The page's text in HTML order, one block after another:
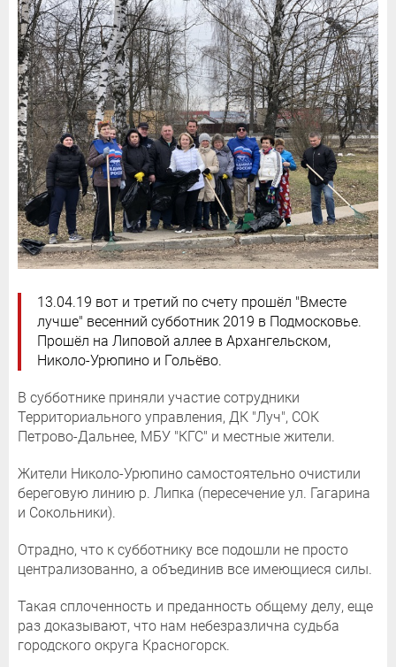
13.04.19 вот и третий по счету прошёл "Вместе
лучше" весенний субботник 2019 в Подмосковье.
Прошёл на Липовой аллее в Архангельском,
Николо-Урюпино и Гольёво.
В субботнике приняли участие сотрудники
Территориального управления, ДК "Луч", СОК
Петрово-Дальнее, МБУ "КГС" и местные жители.
Жители Николо-Урюпино самостоятельно очистили
береговую линию р. Липка (пересечение ул. Гагарина
и Сокольники).
Отрадно, что к субботнику все подошли не просто
централизованно, а объединив все имеющиеся силы.
Такая сплоченность и преданность общему делу, еще
раз доказывают, что нам небезразлична судьба
городского округа Красногорск.